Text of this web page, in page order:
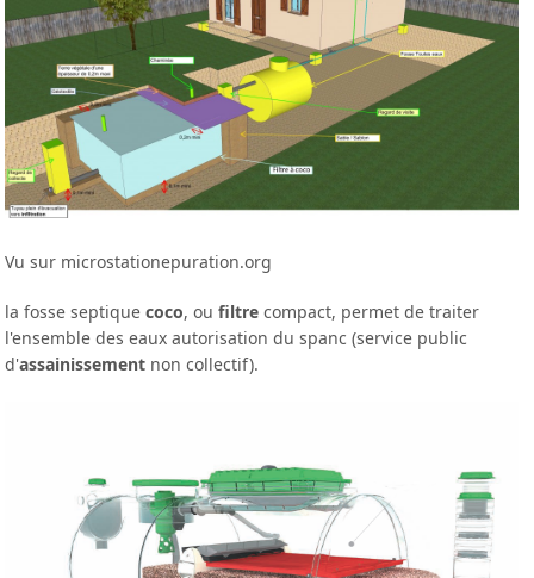
Vu sur microstationepuration.org
la fosse septiquecoco, oufiltre compact, permet de traiter
l'ensemble des eaux autorisation du spanc (service public
d'assainissement non collectif).